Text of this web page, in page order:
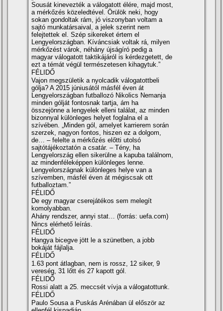
Sousát kinevezték a válogatott élére, majd most,
a mérkőzés közeledtével. Örülök neki, hogy
sokan gondoltak rám, jó viszonyban voltam a
sajtó munkatársaival, a jelek szerint nem
felejtettek el. Szép sikereket értem el
Lengyelországban. Kíváncsiak voltak rá, milyen
mérkőzést várok, néhány újságíró pedig a
magyar válogatott taktikájáról is kérdezgetett, de
ezt a témát végül természetesen kihagytuk.”
FÉLIDŐ
Vajon megszületik a nyolcadik válogatottbeli
gólja? A 2015 júniusától másfél éven át
Lengyelországban futballozó Nikolics Nemanja
minden gólját fontosnak tartja, ám ha
összejönne a lengyelek elleni találat, az minden
bizonnyal különleges helyet foglalna el a
szívében. „Minden gól, amelyet karrierem során
szerzek, nagyon fontos, hiszen ez a dolgom,
de… – felelte a mérkőzés előtti utolsó
sajtótájékoztatón a csatár. – Tény, ha
Lengyelország ellen sikerülne a kapuba találnom,
az mindenféleképpen különleges lenne.
Lengyelországnak különleges helye van a
szívemben, másfél éven át mégiscsak ott
futballoztam.”
FÉLIDŐ
De egy magyar cserejátékos sem melegít
komolyabban.
Ahány rendszer, annyi stat… (forrás: uefa.com)
Nincs elérhető leírás.
FÉLIDŐ
Hangya bicegve jött le a szünetben, a jobb
bokáját fájlalja.
FÉLIDŐ
1.63 pont átlagban, nem is rossz, 12 siker, 9
vereség, 31 lőtt és 27 kapott gól.
FÉLIDŐ
Rossi alatt a 25. meccsét vívja a válogatottunk.
FÉLIDŐ
Paulo Sousa a Puskás Arénában ül először az